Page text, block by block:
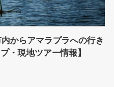
からアマラプラへの行き
・現地ツアー情報】